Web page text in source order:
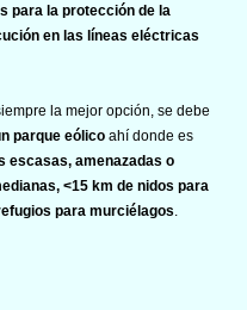
para la protección de la
en las líneas eléctricas
la mejor opción, se debe
parque eólico ahí donde es
escasas, amenazadas o
<15 km de nidos para
para murciélagos